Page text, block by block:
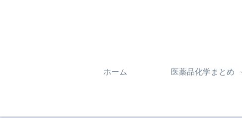
ホーム 医薬品化学まとめ